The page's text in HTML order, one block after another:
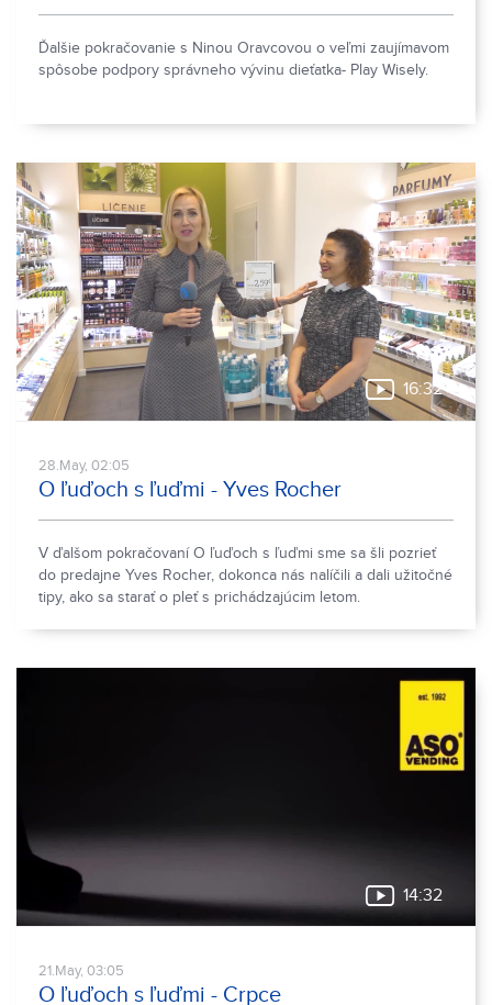
Ďalšie pokračovanie s Ninou Oravcovou o veľmi zaujímavom
spôsobe podpory správneho vývinu dieťatka- Play Wisely.
16:32
28.May, 02:05
O ľuďoch s ľuďmi - Yves Rocher
V ďalšom pokračovaní O ľuďoch s ľuďmi sme sa šli pozrieť
do predajne Yves Rocher, dokonca nás nalíčili a dali užitočné
tipy, ako sa starať o pleť s prichádzajúcim letom.
14:32
21.May, 03:05
O ľuďoch s ľuďmi - Crpce